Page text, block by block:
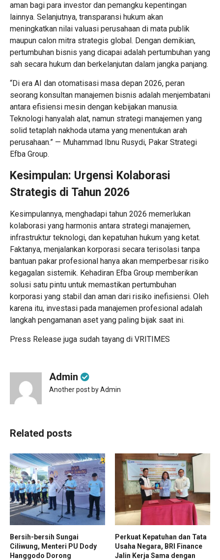
aman bagi para investor dan pemangku kepentingan
lainnya. Selanjutnya, transparansi hukum akan
meningkatkan nilai valuasi perusahaan di mata publik
maupun calon mitra strategis global. Dengan demikian,
pertumbuhan bisnis yang dicapai adalah pertumbuhan yang
sah secara hukum dan berkelanjutan dalam jangka panjang.
“Di era AI dan otomatisasi masa depan 2026, peran
seorang konsultan manajemen bisnis adalah menjembatani
antara efisiensi mesin dengan kebijakan manusia.
Teknologi hanyalah alat, namun strategi manajemen yang
solid tetaplah nakhoda utama yang menentukan arah
perusahaan.” — Muhammad Ibnu Rusydi, Pakar Strategi
Efba Group.
Kesimpulan: Urgensi Kolaborasi
Strategis di Tahun 2026
Kesimpulannya, menghadapi tahun 2026 memerlukan
kolaborasi yang harmonis antara strategi manajemen,
infrastruktur teknologi, dan kepatuhan hukum yang ketat.
Faktanya, menjalankan korporasi secara terisolasi tanpa
bantuan pakar profesional hanya akan memperbesar risiko
kegagalan sistemik. Kehadiran Efba Group memberikan
solusi satu pintu untuk memastikan pertumbuhan
korporasi yang stabil dan aman dari risiko inefisiensi. Oleh
karena itu, investasi pada manajemen profesional adalah
langkah pengamanan aset yang paling bijak saat ini.
Press Release juga sudah tayang di VRITIMES
Admin
Another post by Admin
Related posts
Bersih-bersih Sungai
Ciliwung, Menteri PU Dody
Hanggodo Dorong
Perkuat Kepatuhan dan Tata
Usaha Negara, BRI Finance
Jalin Kerja Sama dengan